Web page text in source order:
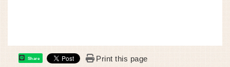
Share Print this page